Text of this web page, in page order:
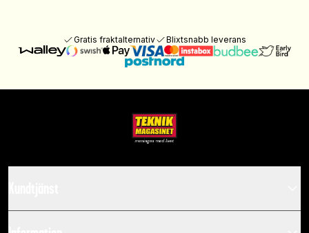
Gratis fraktalternativ Blixtsnabb leverans